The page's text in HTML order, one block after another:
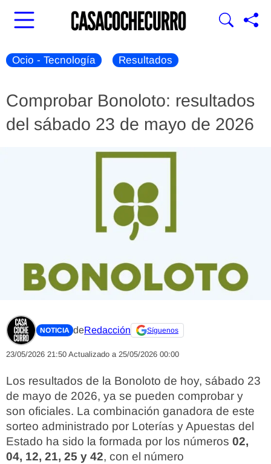
Ocio - Tecnología Resultados
Comprobar Bonoloto: resultados
del sábado 23 de mayo de 2026
NOTICIA deRedacción Síguenos
23/05/2026 21:50 Actualizado a 25/05/2026 00:00
Los resultados de la Bonoloto de hoy, sábado 23
de mayo de 2026, ya se pueden comprobar y
son oficiales. La combinación ganadora de este
sorteo administrado por Loterías y Apuestas del
Estado ha sido la formada por los números 02,
04, 12, 21, 25 y 42, con el número